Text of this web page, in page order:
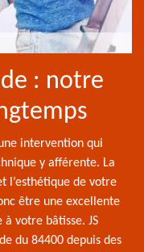
: notre
intervention qui
y afférente. La
l’esthétique de votre
être une excellente
votre bâtisse. JS
du 84400 depuis des